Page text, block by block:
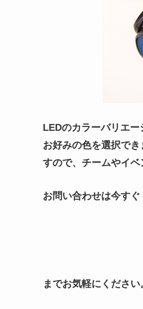
LEDのカラーバリエ
お好みの色を選択で
すので、チームやイベ
お問い合わせは今すぐ
までお気軽にください